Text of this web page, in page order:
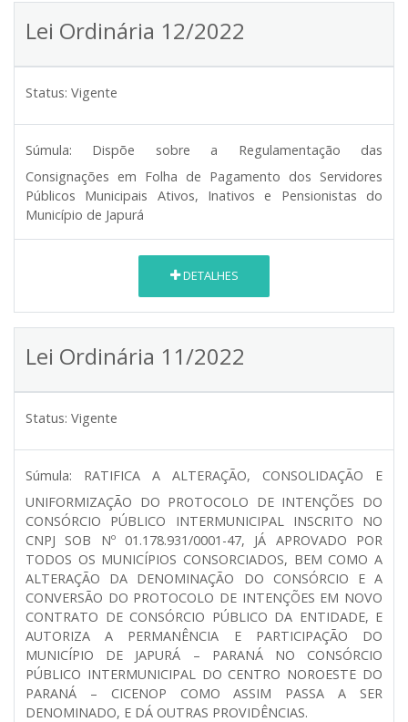
Lei Ordinária 12/2022
Status: Vigente
Súmula:
Dispõe sobre a Regulamentação das
Consignações em Folha de Pagamento dos Servidores
Públicos Municipais Ativos, Inativos e Pensionistas do
Município de Japurá
DETALHES
Lei Ordinária 11/2022
Status: Vigente
Súmula:
RATIFICA A ALTERAÇÃO, CONSOLIDAÇÃO E
UNIFORMIZAÇÃO DO PROTOCOLO DE INTENÇÕES DO
CONSÓRCIO PÚBLICO INTERMUNICIPAL INSCRITO NO
CNPJ SOB Nº 01.178.931/0001-47, JÁ APROVADO POR
TODOS OS MUNICÍPIOS CONSORCIADOS, BEM COMO A
ALTERAÇÃO DA DENOMINAÇÃO DO CONSÓRCIO E A
CONVERSÃO DO PROTOCOLO DE INTENÇÕES EM NOVO
CONTRATO DE CONSÓRCIO PÚBLICO DA ENTIDADE, E
AUTORIZA A PERMANÊNCIA E PARTICIPAÇÃO DO
MUNICÍPIO DE JAPURÁ – PARANÁ NO CONSÓRCIO
PÚBLICO INTERMUNICIPAL DO CENTRO NOROESTE DO
PARANÁ – CICENOP COMO ASSIM PASSA A SER
DENOMINADO, E DÁ OUTRAS PROVIDÊNCIAS.